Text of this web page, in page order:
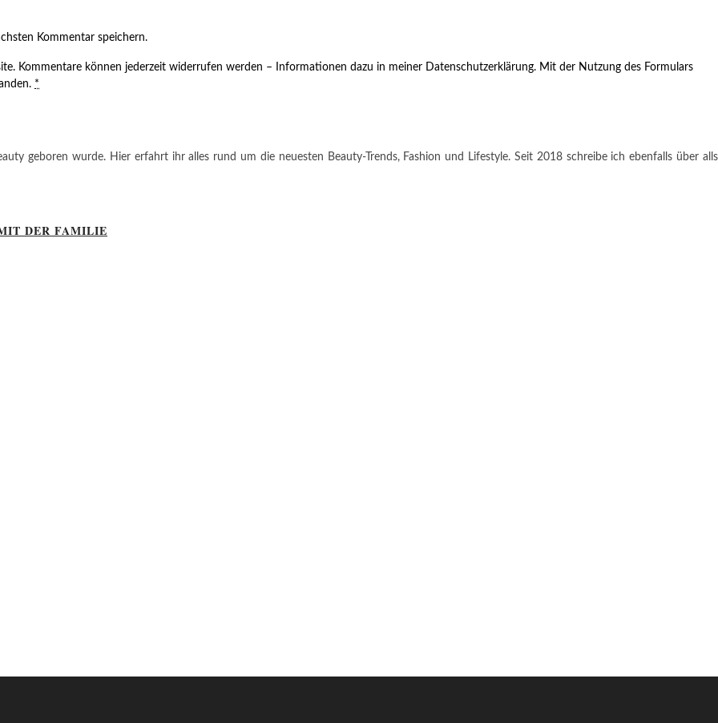
Kommentar speichern.
Kommentare können jederzeit widerrufen werden – Informationen dazu in meiner Datenschutzerklärung. Mit der Nutzung des Formulars
*
geboren wurde. Hier erfahrt ihr alles rund um die neuesten Beauty-Trends, Fashion und Lifestyle. Seit 2018 schreibe ich ebenfalls über alls
DER FAMILIE